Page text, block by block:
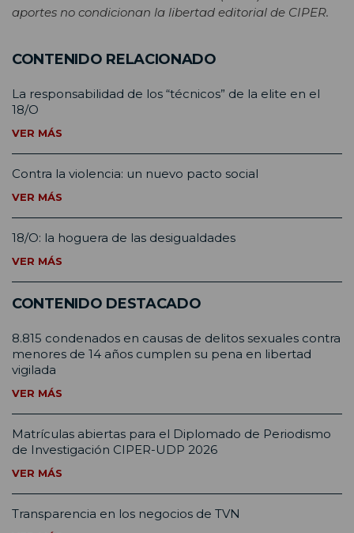
aportes no condicionan la libertad editorial de CIPER.
CONTENIDO RELACIONADO
La responsabilidad de los “técnicos” de la elite en el
18/O
VER MÁS
Contra la violencia: un nuevo pacto social
VER MÁS
18/O: la hoguera de las desigualdades
VER MÁS
CONTENIDO DESTACADO
8.815 condenados en causas de delitos sexuales contra
menores de 14 años cumplen su pena en libertad
vigilada
VER MÁS
Matrículas abiertas para el Diplomado de Periodismo
de Investigación CIPER-UDP 2026
VER MÁS
Transparencia en los negocios de TVN